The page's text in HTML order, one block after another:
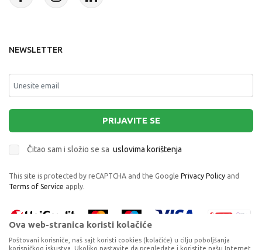
NEWSLETTER
PRIJAVITE SE
Čitao sam i složio se sa uslovima korištenja
This site is protected by reCAPTCHA and the Google Privacy Policy and
Terms of Service apply.
Ova web-stranica koristi kolačiće
Poštovani korisniče, naš sajt koristi cookies (kolačiće) u cilju poboljšanja
korisničkog iskustva. Ukoliko nastavite da pregledate i koristite našu Internet